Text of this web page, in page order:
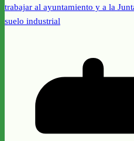
trabajar al ayuntamiento y a la
suelo industrial